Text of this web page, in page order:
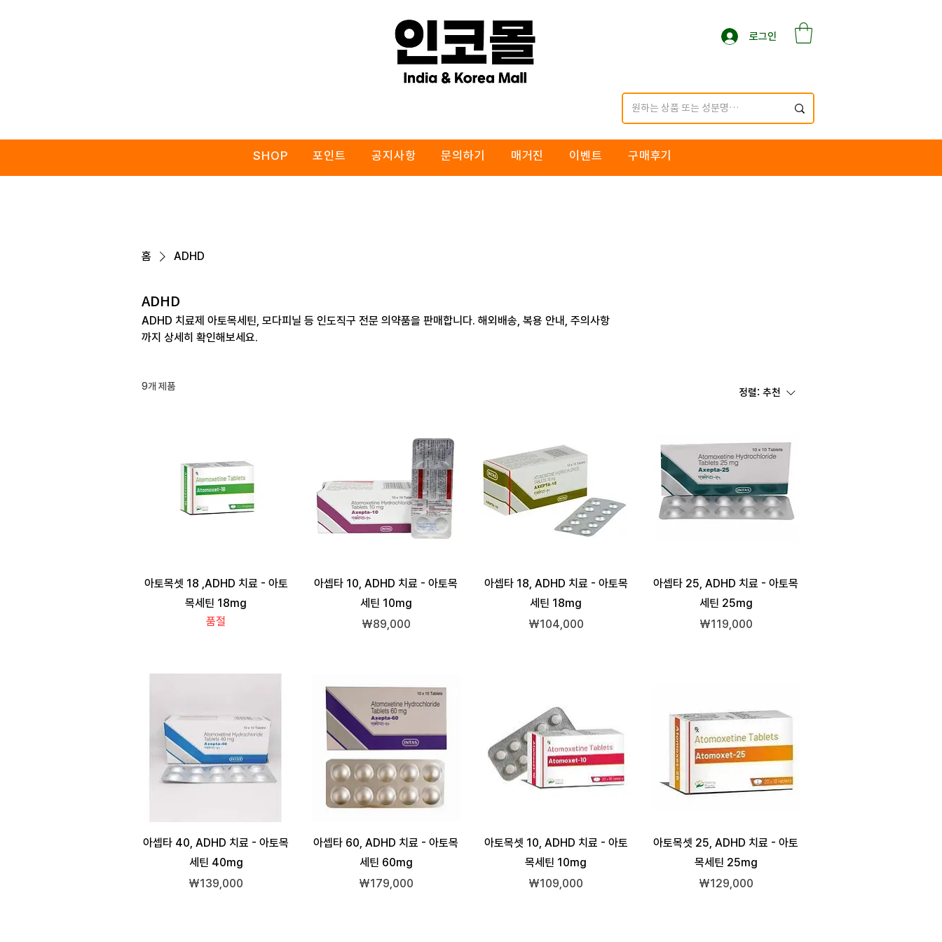
로그인
SHOP 포인트 공지사항 문의하기 매거진 이벤트 구매후기
홈 ADHD
ADHD
ADHD 치료제 아토목세틴, 모다피닐 등 인도직구 전문 의약품을 판매합니다. 해외배송, 복용 안내, 주의사항
까지 상세히 확인해보세요.
9개 제품
정렬: 추천
아토목셋 18 ,ADHD 치료 - 아토
목세틴 18mg
품절
아셉타 10, ADHD 치료 - 아토목
세틴 10mg
가격
₩89,000
아셉타 18, ADHD 치료 - 아토목
세틴 18mg
가격
₩104,000
아셉타 25, ADHD 치료 - 아토목
세틴 25mg
가격
₩119,000
아셉타 40, ADHD 치료 - 아토목
세틴 40mg
가격
₩139,000
아셉타 60, ADHD 치료 - 아토목
세틴 60mg
가격
₩179,000
아토목셋 10, ADHD 치료 - 아토
목세틴 10mg
가격
₩109,000
아토목셋 25, ADHD 치료 - 아토
목세틴 25mg
가격
₩129,000